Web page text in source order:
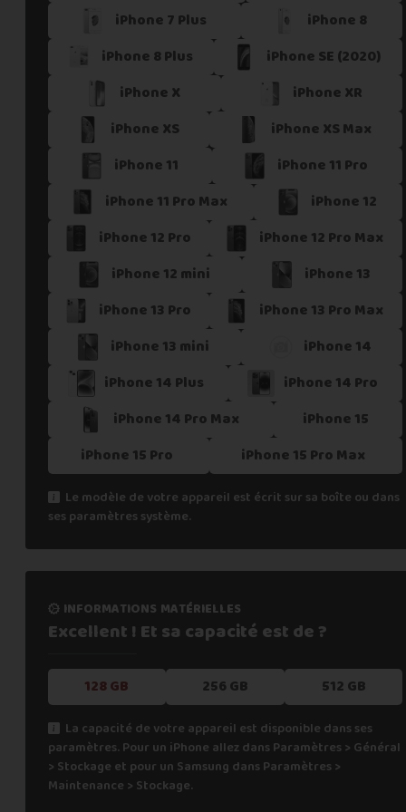
Si vous ne trouvez pas une offre correspondant aux
Vous pouvez éventuellement nous contacter.
iPhone 7 Plus
iPhone 8
iPhone 8 Plus
iPhone SE (2020)
iPhone X
iPhone XR
iPhone XS
iPhone XS Max
iPhone 11
iPhone 11 Pro
iPhone 11 Pro Max
iPhone 12
iPhone 12 Pro
iPhone 12 Pro Max
iPhone 12 mini
iPhone 13
iPhone 13 Pro
iPhone 13 Pro Max
iPhone 13 mini
iPhone 14
iPhone 14 Plus
iPhone 14 Pro
iPhone 14 Pro Max
iPhone 15
iPhone 15 Pro
iPhone 15 Pro Max
Le modèle de votre appareil est écrit sur sa boîte ou dans
ses paramètres système.
informations matérielles
Excellent ! Et sa capacitéest de ?
128 GB 256 GB 512 GB
La capacité de votre appareil est disponible dans ses
paramètres. Pour un iPhone allez dans Paramètres > Général
> Stockage et pour un Samsung dans Paramètres >
Maintenance > Stockage.